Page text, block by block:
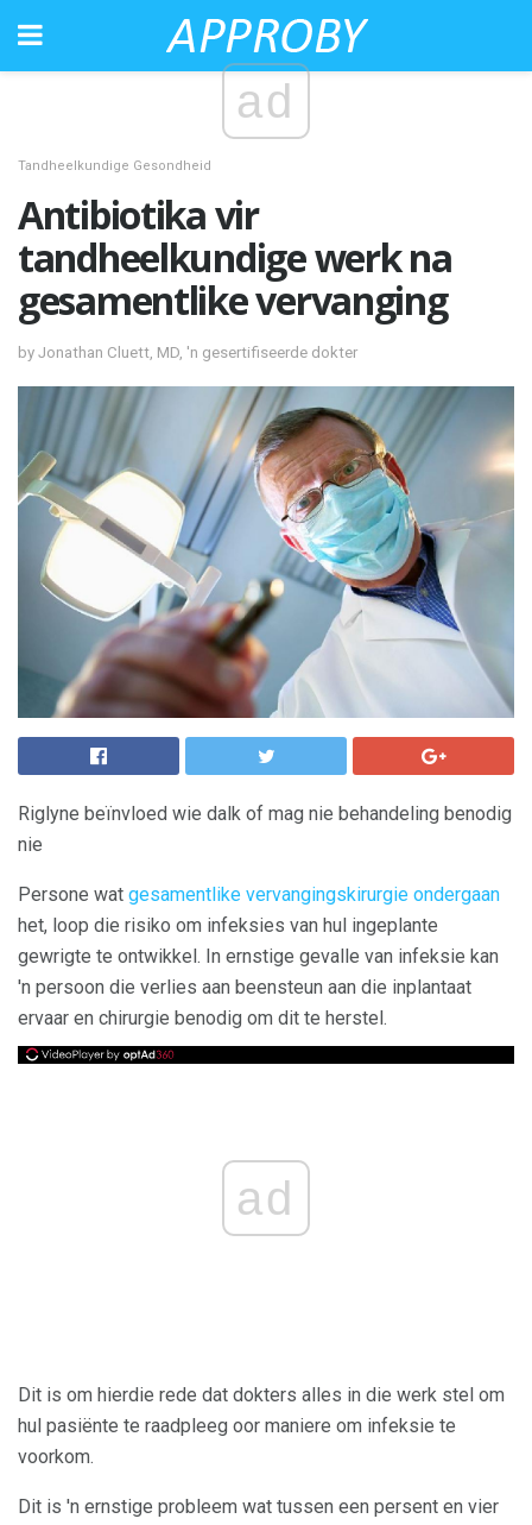
ad
Tandheelkundige Gesondheid
Antibiotika vir
tandheelkundige werk na
gesamentlike vervanging
by Jonathan Cluett, MD, 'n gesertifiseerde dokter
Riglyne beïnvloed wie dalk of mag nie behandeling benodig
nie
Persone wat gesamentlike vervangingskirurgie ondergaan
het, loop die risiko om infeksies van hul ingeplante
gewrigte te ontwikkel. In ernstige gevalle van infeksie kan
'n persoon die verlies aan beensteun aan die inplantaat
ervaar en chirurgie benodig om dit te herstel.
ad
Dit is om hierdie rede dat dokters alles in die werk stel om
hul pasiënte te raadpleeg oor maniere om infeksie te
voorkom.
Dit is 'n ernstige probleem wat tussen een persent en vier